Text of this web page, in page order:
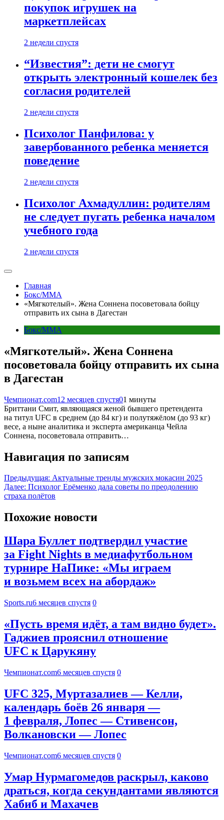
покупок игрушек на
маркетплейсах
2 недели спустя
“Известия”: дети не смогут
открыть электронный кошелек без
согласия родителей
2 недели спустя
Психолог Панфилова: у
завербованного ребенка меняется
поведение
2 недели спустя
Психолог Ахмадуллин: родителям
не следует пугать ребенка началом
учебного года
2 недели спустя
Главная
Бокс/MMA
«Мягкотелый». Жена Соннена посоветовала бойцу
отправить их сына в Дагестан
Бокс/MMA
«Мягкотелый». Жена Соннена
посоветовала бойцу отправить их сына
в Дагестан
Чемпионат.com12 месяцев спустя01 минуты
Бриттани Смит, являющаяся женой бывшего претендента
на титул UFC в среднем (до 84 кг) и полутяжёлом (до 93 кг)
весе, а ныне аналитика и эксперта американца Чейла
Соннена, посоветовала отправить…
Навигация по записям
Предыдущая: Актуальные тренды мужских мокасин 2025
Далее: Психолог Ерёменко дала советы по преодолению
страха полётов
Похожие новости
Шара Буллет подтвердил участие
за Fight Nights в медиафутбольном
турнире НаПике: «Мы играем
и возьмем всех на абордаж»
Sports.ru6 месяцев спустя 0
«Пусть время идёт, а там видно будет».
Гаджиев прояснил отношение
UFC к Царукяну
Чемпионат.com6 месяцев спустя 0
UFC 325, Муртазалиев — Келли,
календарь боёв 26 января —
1 февраля, Лопес — Стивенсон,
Волкановски — Лопес
Чемпионат.com6 месяцев спустя 0
Умар Нурмагомедов раскрыл, каково
драться, когда секундантами являются
Хабиб и Махачев